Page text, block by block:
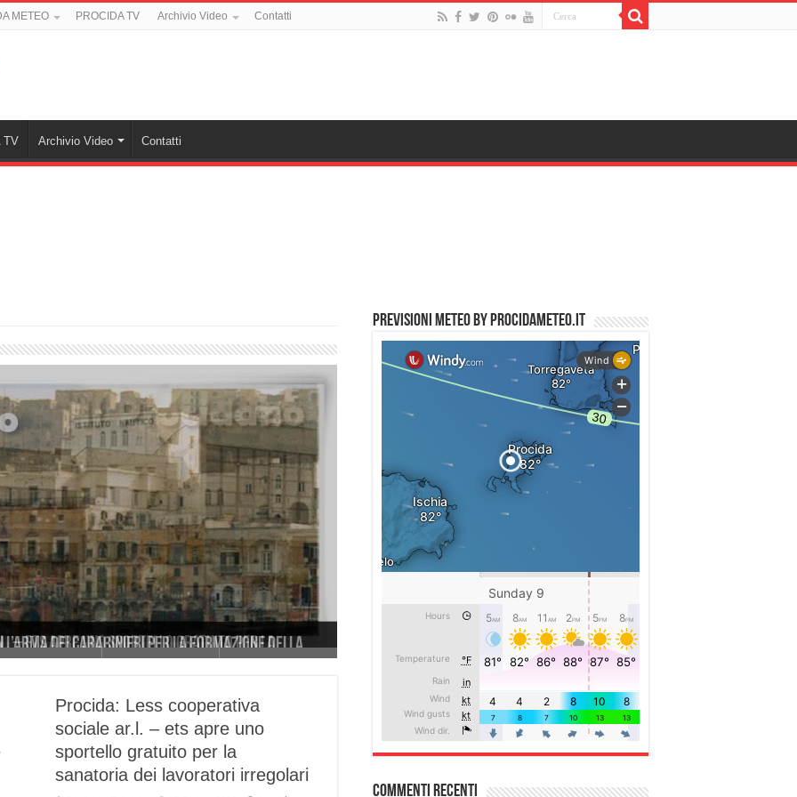
METEO PROCIDA TV Archivio Video Contatti
TV Archivio Video Contatti
l’Arma dei Carabinieri per la formazione della
– ets apre uno sportello gratuito per la
alunni della “Capraro” ricordano Giovanni
il Garante della persona con disabilità
Procida: Less cooperativa
sociale ar.l. – ets apre uno
sportello gratuito per la
sanatoria dei lavoratori irregolari
PREVISIONI METEO by PROCIDAMETEO.IT
Commenti recenti